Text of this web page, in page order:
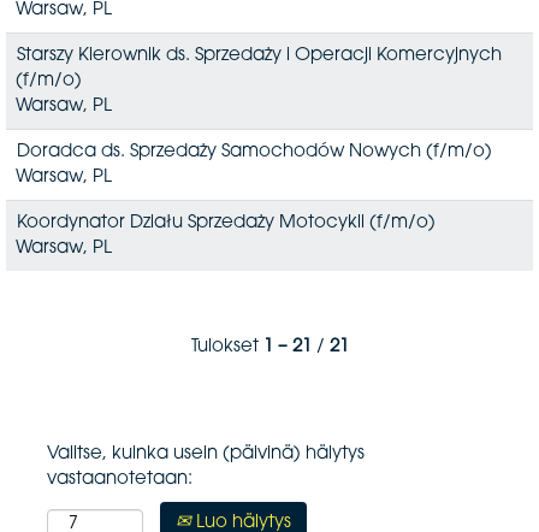
Warsaw, PL
Starszy Kierownik ds. Sprzedaży i Operacji Komercyjnych
(f/m/o)
Warsaw, PL
Doradca ds. Sprzedaży Samochodów Nowych (f/m/o)
Warsaw, PL
Koordynator Działu Sprzedaży Motocykli (f/m/o)
Warsaw, PL
Tulokset 1 – 21 / 21
Valitse, kuinka usein (päivinä) hälytys
vastaanotetaan:
Luo hälytys